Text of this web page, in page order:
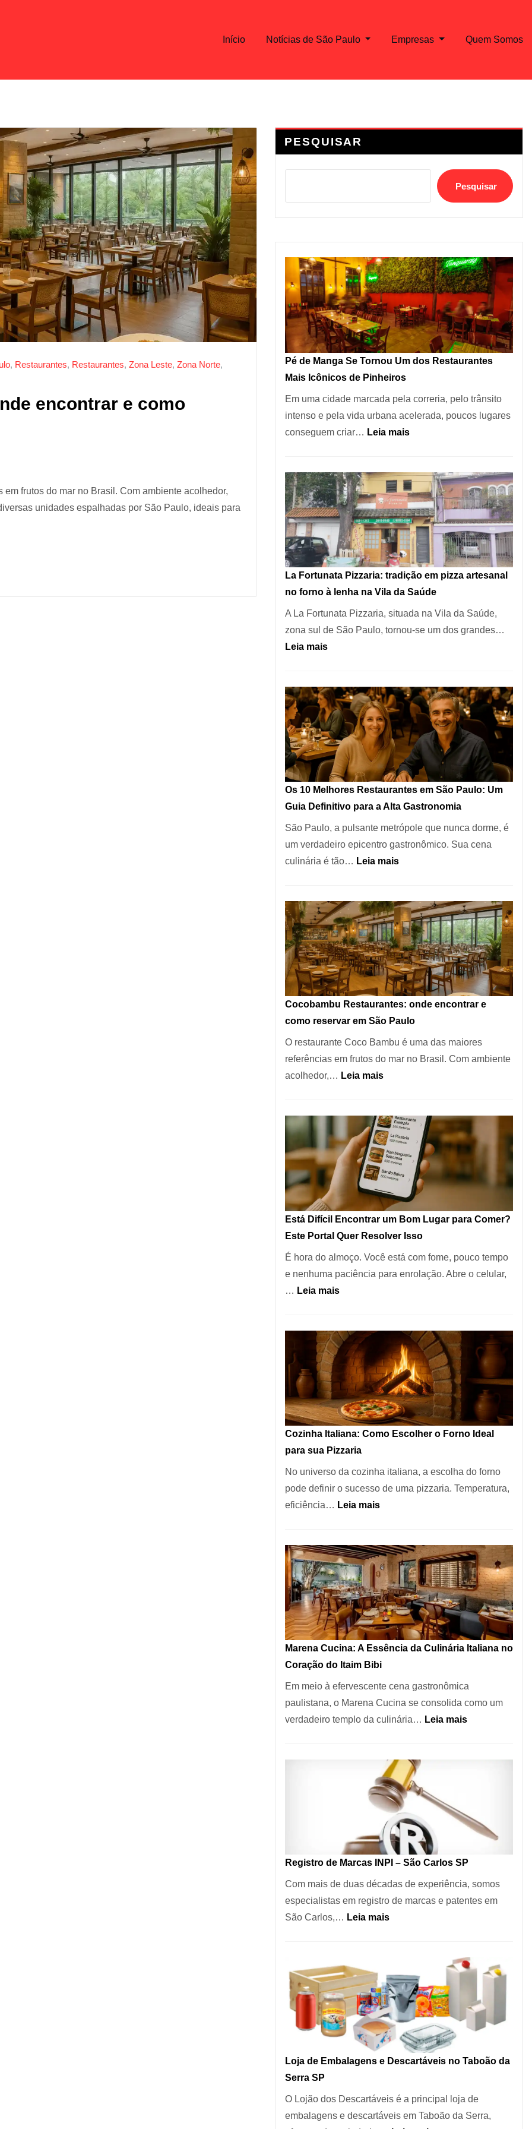
Início Notícias de São Paulo Empresas Quem Somos
, Restaurantes, Restaurantes, Zona Leste, Zona Norte,
encontrar e como
frutos do mar no Brasil. Com ambiente acolhedor,
unidades espalhadas por São Paulo, ideais para
PESQUISAR
Pesquisar
Pé de Manga Se Tornou Um dos Restaurantes
Mais Icônicos de Pinheiros
Em uma cidade marcada pela correria, pelo trânsito
intenso e pela vida urbana acelerada, poucos lugares
conseguem criar… Leia mais:
Manga
Se
Tornou
Um
dos
Restaurantes
Mais
Icônicos
de
Pinheiros
La Fortunata Pizzaria: tradição em pizza artesanal
no forno à lenha na Vila da Saúde
A La Fortunata Pizzaria, situada na Vila da Saúde,
zona sul de São Paulo, tornou-se um dos grandes…
Leia mais:
Pizzaria:
tradição
em
pizza
artesanal
no
forno
à
lenha
na
Vila
Os 10 Melhores Restaurantes em São Paulo: Um
Guia Definitivo para a Alta Gastronomia
São Paulo, a pulsante metrópole que nunca dorme, é
um verdadeiro epicentro gastronômico. Sua cena
culinária é tão… Leia mais:
Melhores
Restaurantes
em
São
Paulo:
Um
Guia
Definitivo
para
a
Cocobambu Restaurantes: onde encontrar e
como reservar em São Paulo
O restaurante Coco Bambu é uma das maiores
referências em frutos do mar no Brasil. Com ambiente
acolhedor,… Leia mais:
onde
encontrar
e
como
reservar
em
São
Paulo
Está Difícil Encontrar um Bom Lugar para Comer?
Este Portal Quer Resolver Isso
É hora do almoço. Você está com fome, pouco tempo
e nenhuma paciência para enrolação. Abre o celular,
… Leia mais:
Encontrar
um
Bom
Lugar
para
Comer?
Este
Portal
Quer
Resolver
Isso
Cozinha Italiana: Como Escolher o Forno Ideal
para sua Pizzaria
No universo da cozinha italiana, a escolha do forno
pode definir o sucesso de uma pizzaria. Temperatura,
eficiência… Leia mais:
Como
Escolher
o
Forno
Ideal
para
sua
Pizzaria
Marena Cucina: A Essência da Culinária Italiana no
Coração do Itaim Bibi
Em meio à efervescente cena gastronômica
paulistana, o Marena Cucina se consolida como um
verdadeiro templo da culinária… Leia mais:
Culinária
Italiana
do
Itaim
Registro de Marcas INPI – São Carlos SP
Com mais de duas décadas de experiência, somos
especialistas em registro de marcas e patentes em
São Carlos,… Leia mais:
INPI
–
São
Carlos
Loja de Embalagens e Descartáveis no Taboão da
Serra SP
O Lojão dos Descartáveis é a principal loja de
embalagens e descartáveis em Taboão da Serra,